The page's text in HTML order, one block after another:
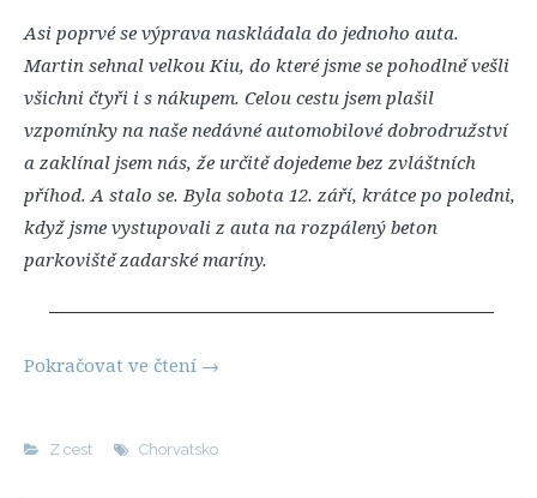
Asi poprvé se výprava naskládala do jednoho auta.
Martin sehnal velkou Kiu, do které jsme se pohodlně vešli
všichni čtyři i s nákupem. Celou cestu jsem plašil
vzpomínky na naše nedávné automobilové dobrodružství
a zaklínal jsem nás, že určitě dojedeme bez zvláštních
příhod. A stalo se. Byla sobota 12. září, krátce po poledni,
když jsme vystupovali z auta na rozpálený beton
parkoviště zadarské maríny.
Pokračovat ve čtení →
Z cest Chorvatsko